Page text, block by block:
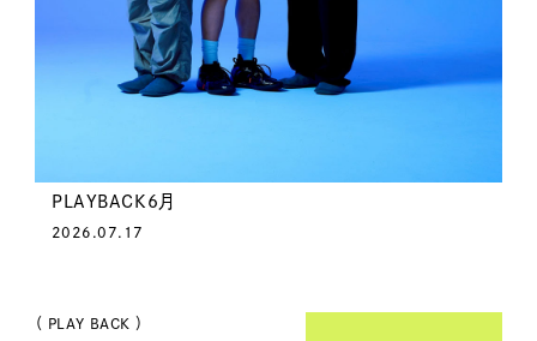
PLAYBACK6月
2026.07.17
（ PLAY BACK ）